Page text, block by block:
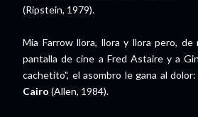
(Ripstein, 1979).
Mia Farrow llora, llora y llora pero,
pantalla de cine a Fred Astaire y a
cachetito", el asombro le gana al dolor:
Cairo (Allen, 1984).